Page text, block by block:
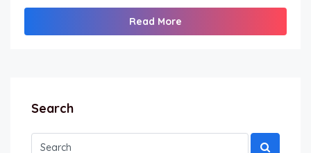
Read More
Search